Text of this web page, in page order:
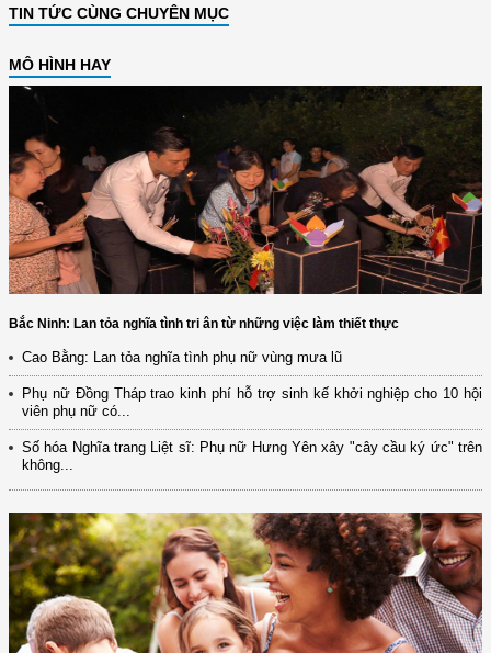
TIN TỨC CÙNG CHUYÊN MỤC
MÔ HÌNH HAY
Bắc Ninh: Lan tỏa nghĩa tình tri ân từ những việc làm thiết thực
Cao Bằng: Lan tỏa nghĩa tình phụ nữ vùng mưa lũ
Phụ nữ Đồng Tháp trao kinh phí hỗ trợ sinh kế khởi nghiệp cho 10 hội
viên phụ nữ có...
Số hóa Nghĩa trang Liệt sĩ: Phụ nữ Hưng Yên xây "cây cầu ký ức" trên
không...